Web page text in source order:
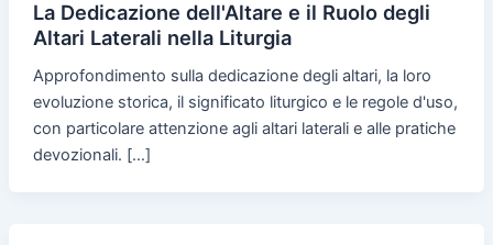
La Dedicazione dell'Altare e il Ruolo degli
Altari Laterali nella Liturgia
Approfondimento sulla dedicazione degli altari, la loro
evoluzione storica, il significato liturgico e le regole d'uso,
con particolare attenzione agli altari laterali e alle pratiche
devozionali. […]